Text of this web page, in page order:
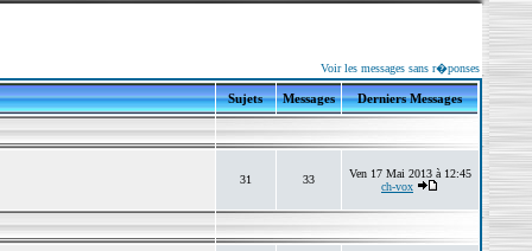
Voir les messages sans r�ponses
Sujets Messages Derniers Messages
31 33
Ven 17 Mai 2013 à 12:45
ch-vox